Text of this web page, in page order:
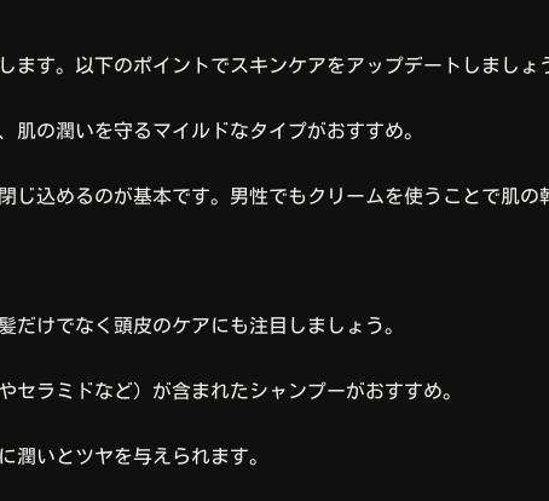
す。以下のポイントでスキンケアをアップデートしましょ
の潤いを守るマイルドなタイプがおすすめ。
込めるのが基本です。男性でもクリームを使うことで肌の
けでなく頭皮のケアにも注目しましょう。
ラミドなど）が含まれたシャンプーがおすすめ。
いとツヤを与えられます。